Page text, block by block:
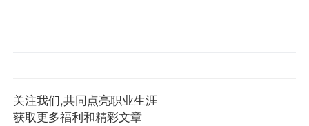
关注我们,共同点亮职业生涯
获取更多福利和精彩文章